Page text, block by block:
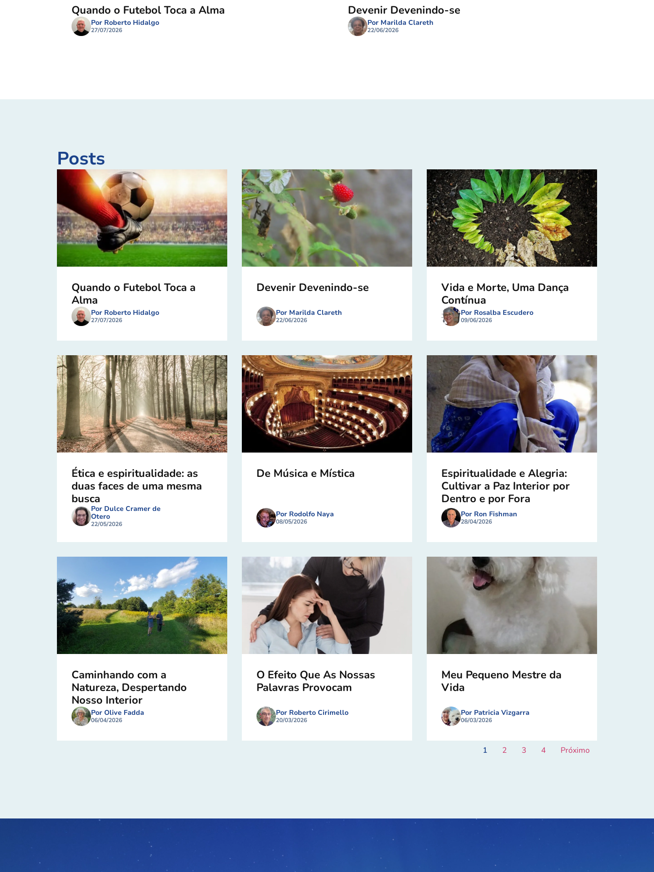
Quando o Futebol Toca a Alma
Por Roberto Hidalgo
27/07/2026
Devenir Devenindo-se
Por Marilda Clareth
22/06/2026
Posts
Quando o Futebol Toca a
Alma
Por Roberto Hidalgo
27/07/2026
Devenir Devenindo-se
Por Marilda Clareth
22/06/2026
Vida e Morte, Uma Dança
Contínua
Por Rosalba Escudero
09/06/2026
Ética e espiritualidade: as
duas faces de uma mesma
busca
Por Dulce Cramer de
Otero
22/05/2026
De Música e Mística
Por Rodolfo Naya
08/05/2026
Espiritualidade e Alegria:
Cultivar a Paz Interior por
Dentro e por Fora
Por Ron Fishman
28/04/2026
Caminhando com a
Natureza, Despertando
Nosso Interior
Por Olive Fadda
06/04/2026
O Efeito Que As Nossas
Palavras Provocam
Por Roberto Cirimello
20/03/2026
Meu Pequeno Mestre da
Vida
Por Patricia Vizgarra
06/03/2026
1 2 3 4 Próximo